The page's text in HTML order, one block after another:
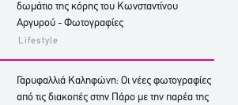
δωμάτιο της κόρης του Κωνσταντίνου
Αργυρού - Φωτογραφίες
Lifestyle
Γαρυφαλλιά Καληφώνη: Οι νέες φωτογραφίες
από τις διακοπές στην Πάρο με την παρέα της